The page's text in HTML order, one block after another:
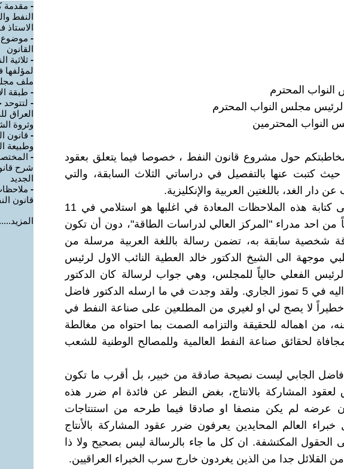
المحترم
لرئيس مجلس النواب المحترم
النواب المحترمين
حول مشروع قانون النفط ، خصوصا فيما يتعلق بعقود
حيث كتبت عنها بالتفصيل في دراساتي الثلاث السابقة، والتي
دار الغد، باللغتين العربية والإنكليزية.
لكن ما حملني على كتابة هذه الملاحظات المعادة في اغلبها هو استلامي في 11
من احد مدراء "المركز العالي لدراسات الطاقة"، دون أن تكون
شخصية سابقة به، تضمن رسالة باللغة العربية مرسلة من
موجهة الى الشيخ الدكتور خالد العطية النائب الاول لرئيس
الفعلي حالياً للمجلس، وهي جواب لرسالة كان الدكتور
العطية قد ارسلها اليه في 5 تموز الجاري. ولقد وجدت في ما ارسله الدكتور فاضل
خطيراً لا يصح لي او لغيري من المطلعين على صناعة النفط في
من اهماله للحقيقة والتزامه الصمت بما احتواه من مغالطة
لحقائق صناعة النفط العالمية وللمصالح الوطنية للشعب
فاضل الجابي ليست نصيحة صادقة من خبير، بل أقرب ما تكون
المشاركة بالانتاج، بغض النظر عن فائدة ام ضرر هذه
عرضه لم يكن منصفا او صادقا فيما طرحه من استنتاجات
العالم المحايدين يعرفون ضرر عقود المشاركة بالأنتاج
الحقول المكتشفة. ان كل ما جاء بالرسالة ليس بصحيح ولا ذا
من القلائل جدا من الذين يغردون خارج سرب الخبراء العراقيين.
- مقدمة
النفط
الاستاذ
-
القانون
- ثلاثية
ملف
- طبقة
- لتتوحد
العراق
وثروة
- قانون
وطبيعة
-
شرح
الجديد
-
قانون
المزيد.....